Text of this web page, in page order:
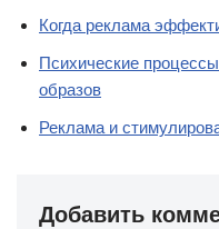
Когда реклама
Психические
образов
Реклама и
Добавить